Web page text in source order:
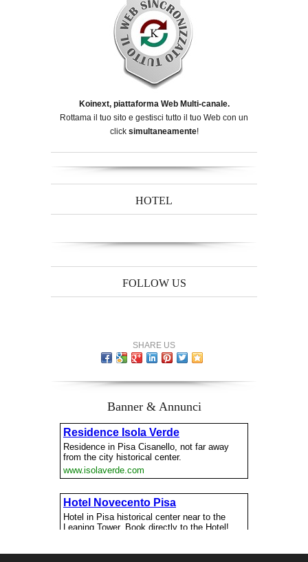
Koinext, piattaforma Web Multi-canale.
Rottama il tuo sito e gestisci tutto il tuo Web con un
click simultaneamente!
HOTEL
FOLLOW US
SHARE US
Banner & Annunci